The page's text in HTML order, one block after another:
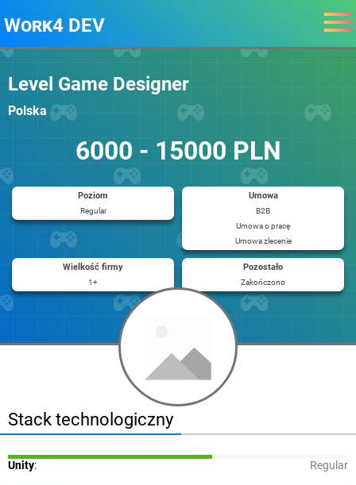
Work4 DEV
Level Game Designer
Polska
6000 - 15000 PLN
Poziom
Regular
Umowa
B2B
Umowa o pracę
Umowa zlecenie
Wielkość firmy
1+
Pozostało
Zakończono
Stack technologiczny
Unity: Regular